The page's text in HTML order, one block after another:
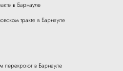
в Барнауле
тракте в Барнауле
перекроют в Барнауле